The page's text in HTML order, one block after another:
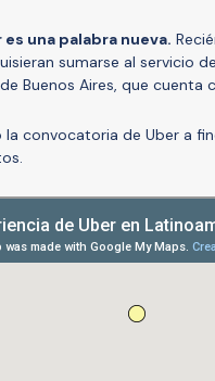
una palabra nueva.
sumarse al servicio
Buenos Aires, que
la convocatoria de Uber a